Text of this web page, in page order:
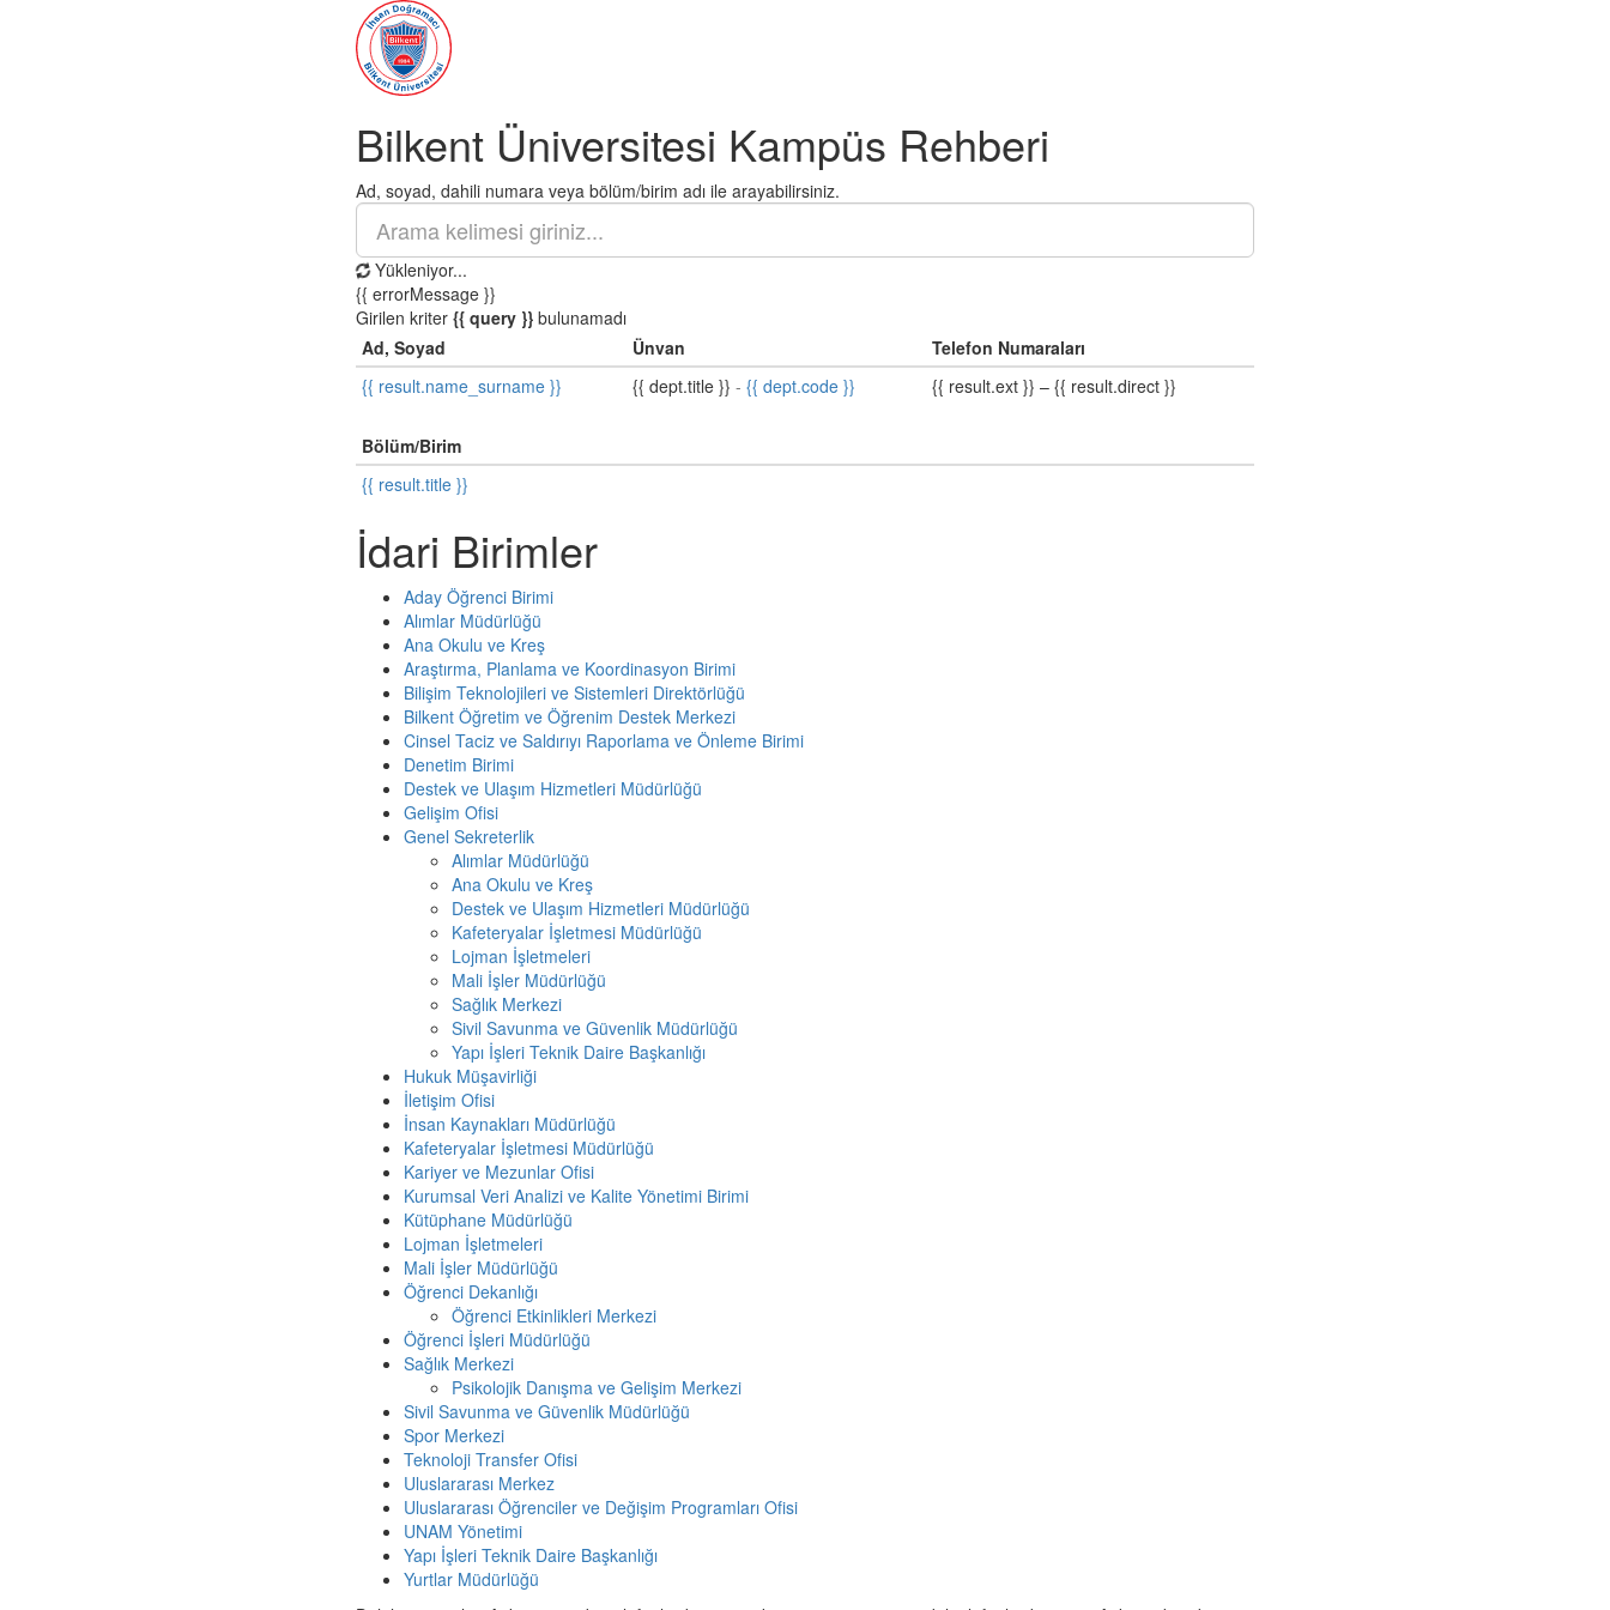
Bilkent Üniversitesi Kampüs Rehberi
Ad, soyad, dahili numara veya bölüm/birim adı ile arayabilirsiniz.
Yükleniyor...
{{ errorMessage }}
Girilen kriter {{ query }} bulunamadı
Ad, Soyad
Ünvan
Telefon Numaraları
{{ result.name_surname }}
{{ dept.title }} - {{ dept.code }} {{ result.ext }} – {{ result.direct }}
Bölüm/Birim
{{ result.title }}
İdari Birimler
Aday Öğrenci Birimi
Alımlar Müdürlüğü
Ana Okulu ve Kreş
Araştırma, Planlama ve Koordinasyon Birimi
Bilişim Teknolojileri ve Sistemleri Direktörlüğü
Bilkent Öğretim ve Öğrenim Destek Merkezi
Cinsel Taciz ve Saldırıyı Raporlama ve Önleme Birimi
Denetim Birimi
Destek ve Ulaşım Hizmetleri Müdürlüğü
Gelişim Ofisi
Genel Sekreterlik
Alımlar Müdürlüğü
Ana Okulu ve Kreş
Destek ve Ulaşım Hizmetleri Müdürlüğü
Kafeteryalar İşletmesi Müdürlüğü
Lojman İşletmeleri
Mali İşler Müdürlüğü
Sağlık Merkezi
Sivil Savunma ve Güvenlik Müdürlüğü
Yapı İşleri Teknik Daire Başkanlığı
Hukuk Müşavirliği
İletişim Ofisi
İnsan Kaynakları Müdürlüğü
Kafeteryalar İşletmesi Müdürlüğü
Kariyer ve Mezunlar Ofisi
Kurumsal Veri Analizi ve Kalite Yönetimi Birimi
Kütüphane Müdürlüğü
Lojman İşletmeleri
Mali İşler Müdürlüğü
Öğrenci Dekanlığı
Öğrenci Etkinlikleri Merkezi
Öğrenci İşleri Müdürlüğü
Sağlık Merkezi
Psikolojik Danışma ve Gelişim Merkezi
Sivil Savunma ve Güvenlik Müdürlüğü
Spor Merkezi
Teknoloji Transfer Ofisi
Uluslararası Merkez
Uluslararası Öğrenciler ve Değişim Programları Ofisi
UNAM Yönetimi
Yapı İşleri Teknik Daire Başkanlığı
Yurtlar Müdürlüğü